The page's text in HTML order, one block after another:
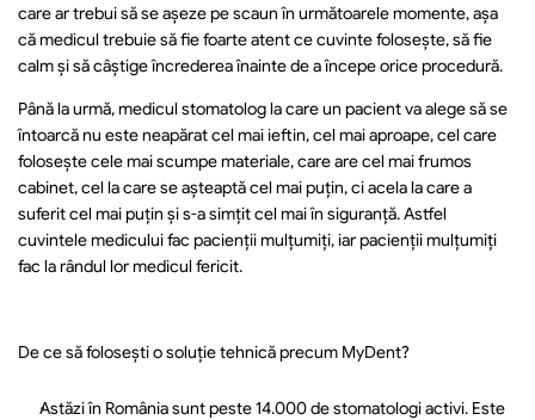
care ar trebui să se așeze pe scaun în următoarele momente, așa
că medicul trebuie să fie foarte atent ce cuvinte folosește, să fie
calm și să câştige încrederea înainte de a începe orice procedură.
Până la urmă, medicul stomatolog la care un pacient va alege să se
întoarcă nu este neapărat cel mai ieftin, cel mai aproape, cel care
folosește cele mai scumpe materiale, care are cel mai frumos
cabinet, cel la care se așteaptă cel mai puțin, ci acela la care a
suferit cel mai puțin şi s-a simțit cel mai în siguranţă. Astfel
cuvintele medicului fac pacienții mulțumiți, iar pacienții mulțumiți
fac la rândul lor medicul fericit.
De ce să folosești o soluție tehnică precum MyDent?
Astăzi în România sunt peste 14.000 de stomatologi activi. Este